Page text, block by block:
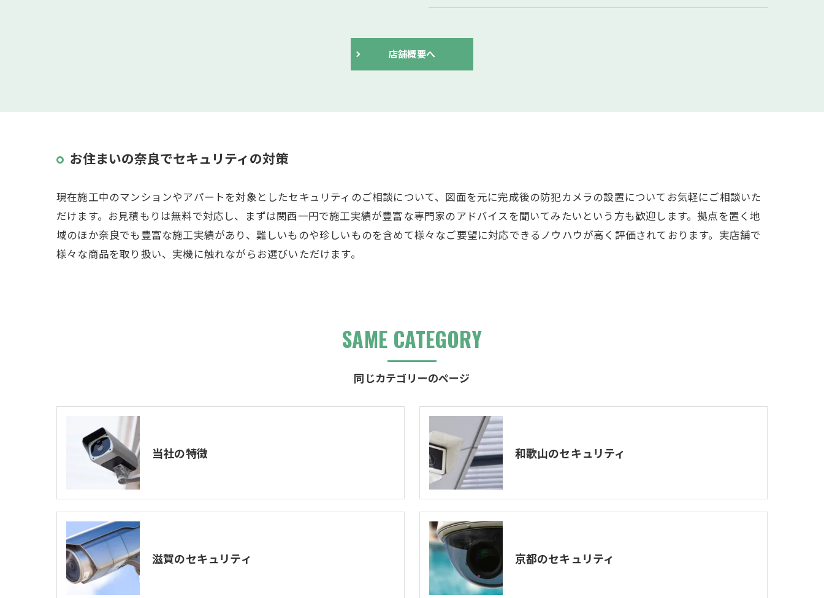
店舗概要へ
お住まいの奈良でセキュリティの対策
現在施工中のマンションやアパートを対象としたセキュリティのご相談について、図面を元に完成後の防犯カメラの設置についてお気軽にご相談いた
だけます。お見積もりは無料で対応し、まずは関西一円で施工実績が豊富な専門家のアドバイスを聞いてみたいという方も歓迎します。拠点を置く地
域のほか奈良でも豊富な施工実績があり、難しいものや珍しいものを含めて様々なご要望に対応できるノウハウが高く評価されております。実店舗で
様々な商品を取り扱い、実機に触れながらお選びいただけます。
同じカテゴリーのページ
SAME CATEGORY
当社の特徴 和歌山のセキュリティ
滋賀のセキュリティ 京都のセキュリティ